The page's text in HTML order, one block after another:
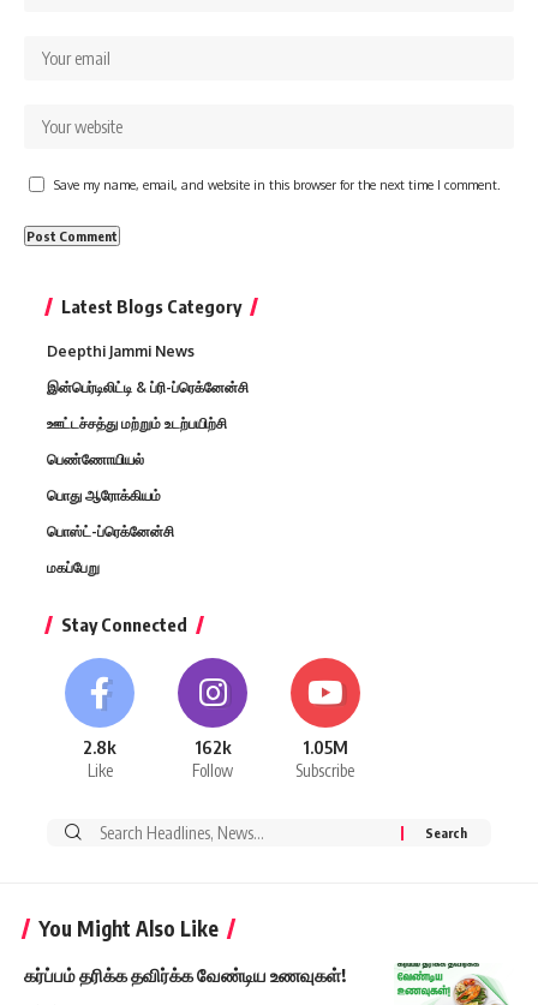
Save my name, email, and website in this browser for the next time I comment.
Latest Blogs Category
Deepthi Jammi News
இன்பெர்டிலிட்டி & ப்ரி-ப்ரெக்னேன்சி
ஊட்டச்சத்து மற்றும் உடற்பயிற்சி
பெண்ணோயியல்
பொது ஆரோக்கியம்
பொஸ்ட்-ப்ரெக்னேன்சி
மகப்பேறு
Stay Connected
2.8k
Like
162k
Follow
1.05M
Subscribe
Search
You Might Also Like
கர்ப்பம் தரிக்க தவிர்க்க வேண்டிய உணவுகள்!